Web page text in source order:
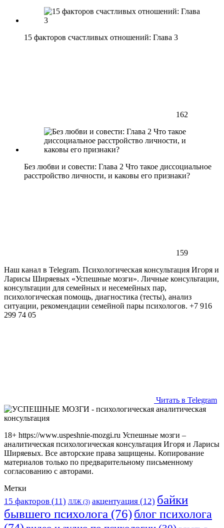
15 факторов счастливых отношений: Глава 3
162
Без любви и совести: Глава 2 Что такое диссоциальное
расстройство личности, и каковы его признаки?
159
Наш канал в Telegram. Психологическая консультация Игоря и
Ларисы Ширяевых «Успешные мозги». Личные консультации,
консультации для семейных и несемейных пар,
психологическая помощь, диагностика (тесты), анализ
ситуации, рекомендации семейной пары психологов. +7 916
299 74 05
Читать в Telegram
18+ https://www.uspeshnie-mozgi.ru Успешные мозги –
аналитическая психологическая консультация Игоря и Ларисы
Ширяевых. Все авторские права защищены. Копирование
материалов только по предварительному письменному
согласованию с авторами.
Метки
15 факторов (11) ЛЛЖ (3) акцентуация (12) байки
бывшего психолога (76)блог психолога